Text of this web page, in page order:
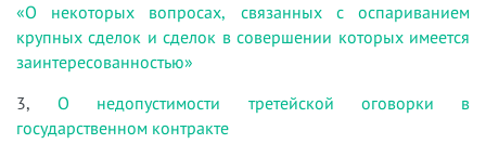
«О некоторых вопросах, связанных с оспариванием
крупных сделок и сделок в совершении которых имеется
заинтересованностью»
3,О недопустимости третейской оговорки в
государственном контракте